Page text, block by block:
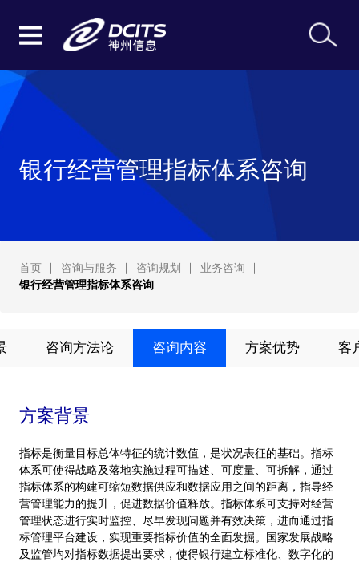
银行经营管理指标体系咨询
首页 咨询与服务 咨询规划
业务咨询
银行经营管理指标体系咨询
咨询方法论 咨询内容 方案优势 客
方案背景
指标是衡量目标总体特征的统计数值，是状况表征的基础。指标
体系可使得战略及落地实施过程可描述、可度量、可拆解，通过
指标体系的构建可缩短数据供应和数据应用之间的距离，指导经
营管理能力的提升，促进数据价值释放。指标体系可支持对经营
管理状态进行实时监控、尽早发现问题并有效决策，进而通过指
标管理平台建设，实现重要指标价值的全面发掘。国家发展战略
及监管均对指标数据提出要求，使得银行建立标准化、数字化的